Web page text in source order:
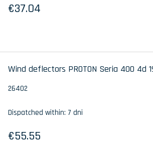
€37.04
Wind deflectors PROTON Seria 400 4d
26402
Dispatched within: 7 dni
€55.55